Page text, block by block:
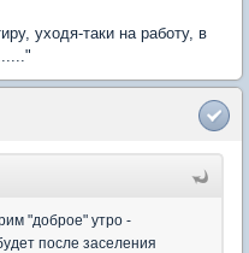
уходя-таки на работу, в
"доброе" утро -
после заселения